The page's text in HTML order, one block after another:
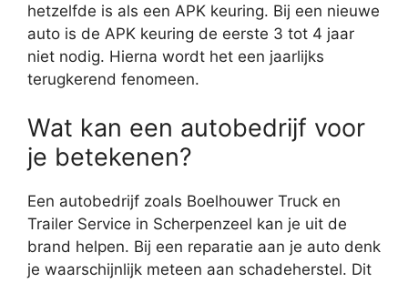
hetzelfde is als een APK keuring. Bij een nieuwe
auto is de APK keuring de eerste 3 tot 4 jaar
niet nodig. Hierna wordt het een jaarlijks
terugkerend fenomeen.
Wat kan een autobedrijf voor
je betekenen?
Een autobedrijf zoals Boelhouwer Truck en
Trailer Service in Scherpenzeel kan je uit de
brand helpen. Bij een reparatie aan je auto denk
je waarschijnlijk meteen aan schadeherstel. Dit